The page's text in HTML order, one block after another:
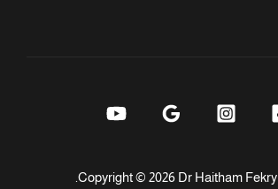
Copyright © 2026 Dr Haitham Fekry.